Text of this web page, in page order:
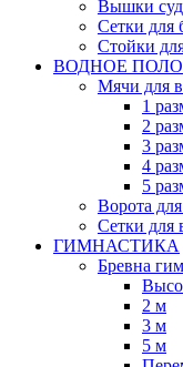
Вышки
Сетки для
Стойки
ВОДНОЕ ПОЛО
Мячи для
1
2
3
4
5
Ворота
Сетки для
ГИМНАСТИКА
Бревна
2 м
3 м
5 м